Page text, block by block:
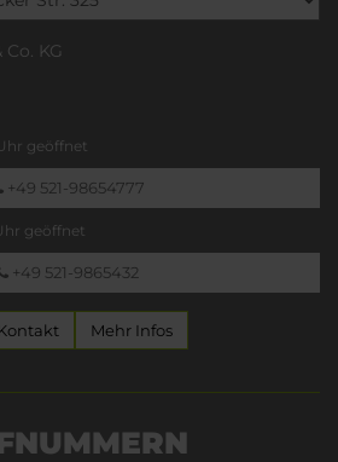
KG
geöffnet
+49 521-98654777
geöffnet
+49 521-9865432
Mehr Infos